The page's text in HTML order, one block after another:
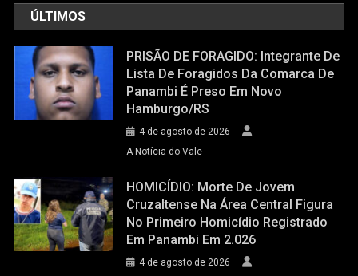
ÚLTIMOS
PRISÃO DE FORAGIDO: Integrante De
Lista De Foragidos Da Comarca De
Panambi É Preso Em Novo
Hamburgo/RS
4 de agosto de 2026
A Notícia do Vale
HOMICÍDIO: Morte De Jovem
Cruzaltense Na Área Central Figura
No Primeiro Homicídio Registrado
Em Panambi Em 2.026
4 de agosto de 2026